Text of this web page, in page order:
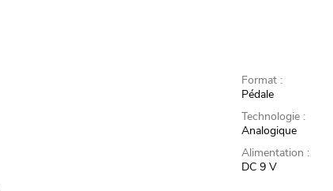
Format :
Pédale
Technologie :
Analogique
Alimentation :
DC 9 V